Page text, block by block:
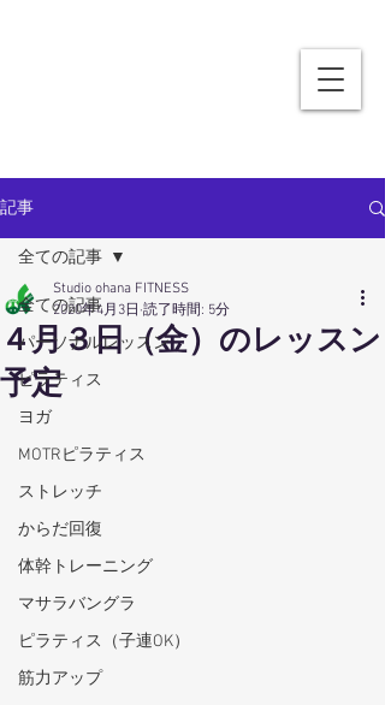
記事
全ての記事
パーソナルレッスン
ピラティス
ヨガ
MOTRピラティス
ストレッチ
からだ回復
体幹トレーニング
マサラバングラ
ピラティス（子連OK）
筋力アップ
全ての記事
４月３日（金）のレッスン
予定
Studio ohana FITNESS
2020年4月3日 読了時間: 5分